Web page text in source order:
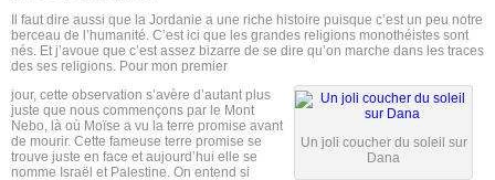
Il faut dire aussi que la Jordanie a une riche histoire puisque c’est un peu notre
berceau de l’humanité. C’est ici que les grandes religions monothéistes sont
nés. Et j’avoue que c’est assez bizarre de se dire qu’on marche dans les traces
des ses religions. Pour mon premier
Un joli coucher du soleil sur
Dana
jour, cette observation s’avère d’autant plus
juste que nous commençons par le Mont
Nebo, là où Moïse a vu la terre promise avant
de mourir. Cette fameuse terre promise se
trouve juste en face et aujourd’hui elle se
nomme Israël et Palestine. On entend si